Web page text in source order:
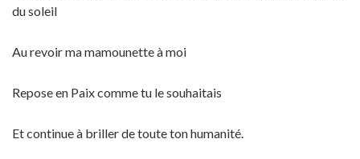
du soleil
Au revoir ma mamounette à moi
Repose en Paix comme tu le souhaitais
Et continue à briller de toute ton humanité.